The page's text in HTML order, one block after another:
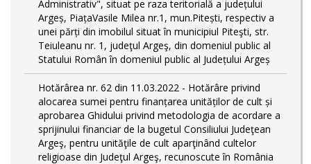
Administrativ", situat pe raza teritorială a județului
Argeș, PiațaVasile Milea nr.1, mun.Pitești, respectiv a
unei părți din imobilul situat în municipiul Piteşti, str.
Teiuleanu nr. 1, judeţul Argeş, din domeniul public al
Statului Român în domeniul public al Județului Argeș
Hotărârea nr. 62 din 11.03.2022 - Hotărâre privind
alocarea sumei pentru finanțarea unităților de cult și
aprobarea Ghidului privind metodologia de acordare a
sprijinului financiar de la bugetul Consiliului Judeţean
Argeş, pentru unităţile de cult aparţinând cultelor
religioase din Judeţul Argeş, recunoscute în România